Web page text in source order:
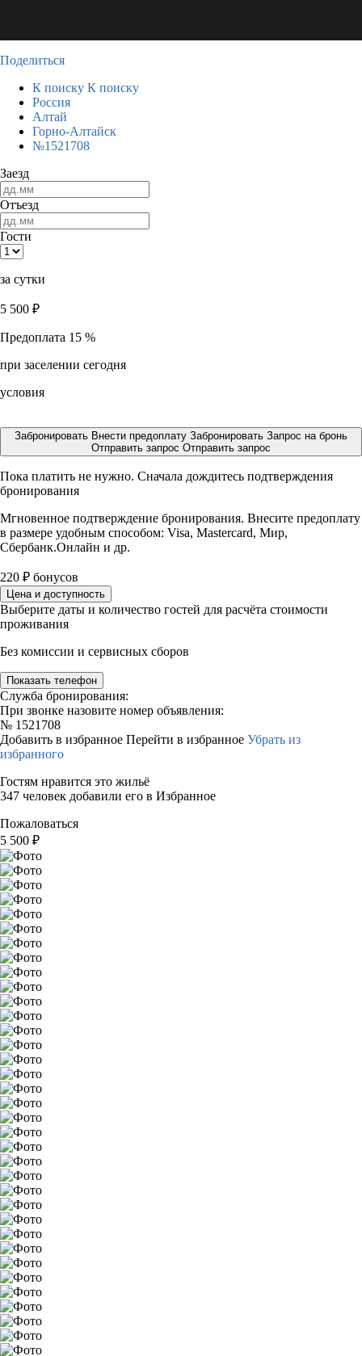
Поделиться
К поиску К поиску
Россия
Алтай
Горно-Алтайск
№1521708
Заезд
Отъезд
Гости
за сутки
5 500 ₽
Предоплата 15 %
при заселении сегодня
условия
Забронировать Внести предоплату Забронировать Запрос на бронь
Отправить запрос Отправить запрос
Пока платить не нужно. Сначала дождитесь подтверждения
бронирования
Мгновенное подтверждение бронирования. Внесите предоплату
в размере удобным способом: Visa, Mastercard, Мир,
Сбербанк.Онлайн и др.
220 ₽ бонусов
Цена и доступность
Выберите даты и количество гостей для расчёта стоимости
проживания
Без комиссии и сервисных сборов
Показать телефон
Служба бронирования:
При звонке назовите номер объявления:
№ 1521708
Добавить в избранное Перейти в избранное Убрать из
избранного
Гостям нравится это жильё
347 человек добавили его в Избранное
Пожаловаться
5 500 ₽